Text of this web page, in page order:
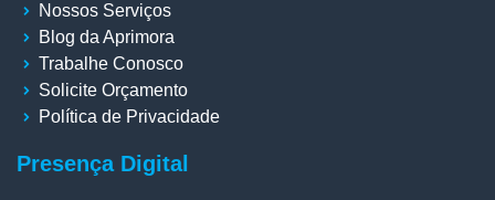
Nossos Serviços
Blog da Aprimora
Trabalhe Conosco
Solicite Orçamento
Política de Privacidade
Presença Digital